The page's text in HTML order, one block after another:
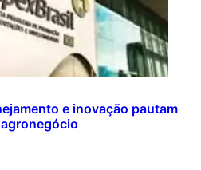
e inovação pautam